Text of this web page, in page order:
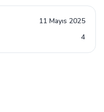
11 Mayıs 2025
4